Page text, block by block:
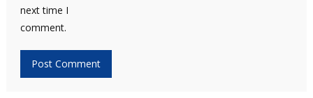
next time I
comment.